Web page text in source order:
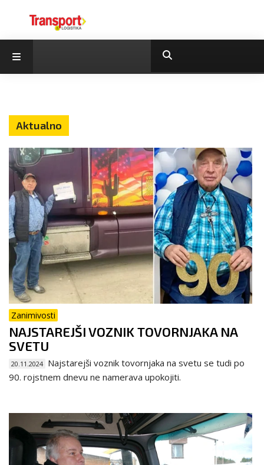
Aktualno
Zanimivosti
NAJSTAREJŠI VOZNIK TOVORNJAKA NA
SVETU
20.11.2024 Najstarejši voznik tovornjaka na svetu se tudi po
90. rojstnem dnevu ne namerava upokojiti.